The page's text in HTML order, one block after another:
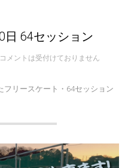
日 64セッション
コメントは受付けておりません
フリースケート・64セッション